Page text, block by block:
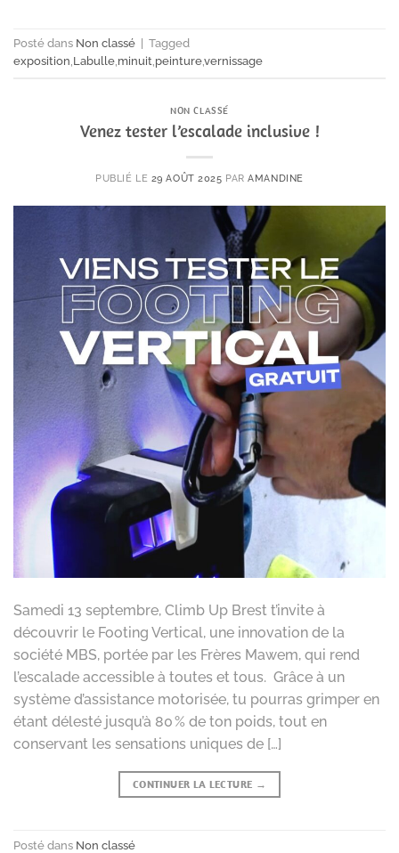
Posté dans Non classé
Tagged
exposition Labulle minuit peinturevernissage
NON CLASSÉ
Venez tester l’escalade inclusive !
PUBLIÉ LE 29 AOÛT 2025 PARAMANDINE
Samedi 13 septembre, Climb Up Brest t’invite à
découvrir le Footing Vertical, une innovation de la
société MBS, portée par les Frères Mawem, qui rend
l’escalade accessible à toutes et tous. Grâce à un
système d’assistance motorisée, tu pourras grimper en
étant délesté jusqu’à 80 % de ton poids, tout en
conservant les sensations uniques de […]
CONTINUER LA LECTURE →
Posté dans Non classé